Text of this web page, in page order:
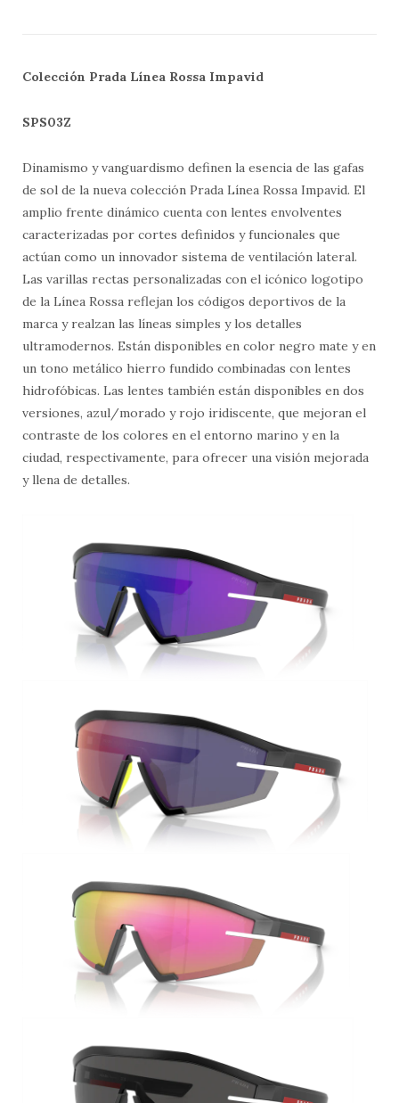
Colección Prada Línea Rossa Impavid
SPS03Z
Dinamismo y vanguardismo definen la esencia de las gafas
de sol de la nueva colección Prada Línea Rossa Impavid. El
amplio frente dinámico cuenta con lentes envolventes
caracterizadas por cortes definidos y funcionales que
actúan como un innovador sistema de ventilación lateral.
Las varillas rectas personalizadas con el icónico logotipo
de la Línea Rossa reflejan los códigos deportivos de la
marca y realzan las líneas simples y los detalles
ultramodernos. Están disponibles en color negro mate y en
un tono metálico hierro fundido combinadas con lentes
hidrofóbicas. Las lentes también están disponibles en dos
versiones, azul/morado y rojo iridiscente, que mejoran el
contraste de los colores en el entorno marino y en la
ciudad, respectivamente, para ofrecer una visión mejorada
y llena de detalles.